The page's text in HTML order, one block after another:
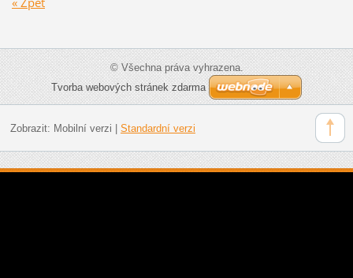
© Všechna práva vyhrazena.
Tvorba webových stránek zdarma
Zobrazit: Mobilní verzi Standardní verzi